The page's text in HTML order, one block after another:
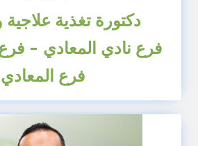
دكتورة تغذية علاجية
فرع نادي المعادي -
فرع المعادي